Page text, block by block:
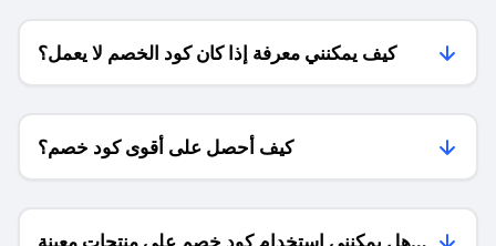
كيف يمكنني معرفة إذا كان كود الخصم لا يعمل؟
كيف أحصل على أقوى كود خصم؟